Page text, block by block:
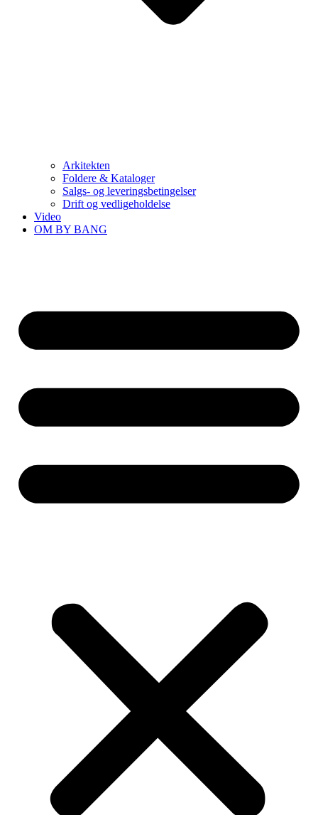
Arkitekten
Foldere & Kataloger
Salgs- og leveringsbetingelser
Drift og vedligeholdelse
Video
OM BY BANG